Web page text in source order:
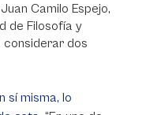
Camilo Espejo,
de Filosofía y
considerar dos
sí misma, lo